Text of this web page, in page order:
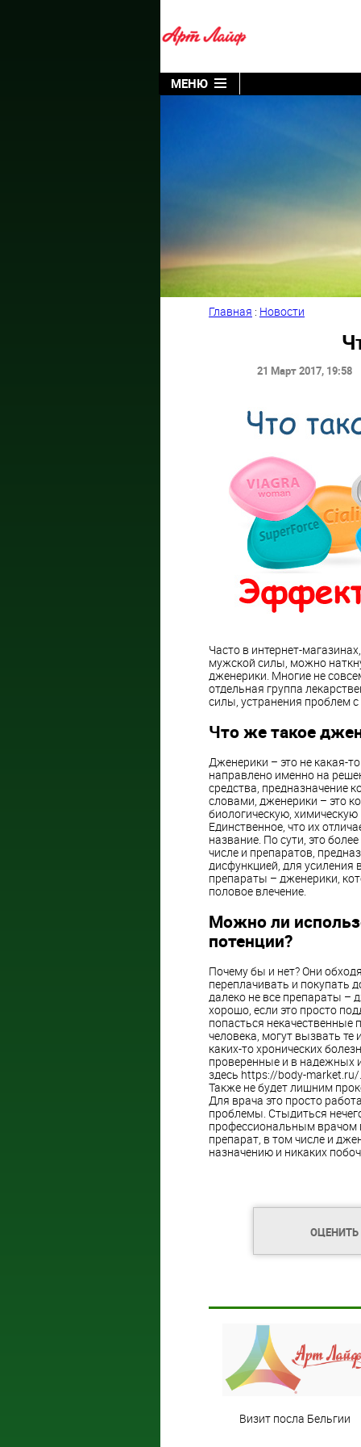
МЕНЮ
Главная : Новости
21 Март 2017, 19:58
Часто в интернет-
мужской силы, можно
дженерики. Многие не
отдельная группа
силы, устранения проблем
Что же такое
Дженерики – это не какая-
направлено именно на
средства, предназначение
словами, дженерики – это
биологическую,
Единственное, что их
название. По сути, это
числе и препаратов,
дисфункцией, для усиления
препараты – дженерики,
половое влечение.
Можно ли
потенции?
Почему бы и нет? Они
переплачивать и покупать
далеко не все препараты –
хорошо, если это просто
попасться некачественные
человека, могут вызвать
каких-то хронических
проверенные и в надежных
здесь https://body-
Также не будет лишним
Для врача это просто
проблемы. Стыдиться
профессиональным врачом
препарат, в том числе и
назначению и никаких
Визит посла Бельгии